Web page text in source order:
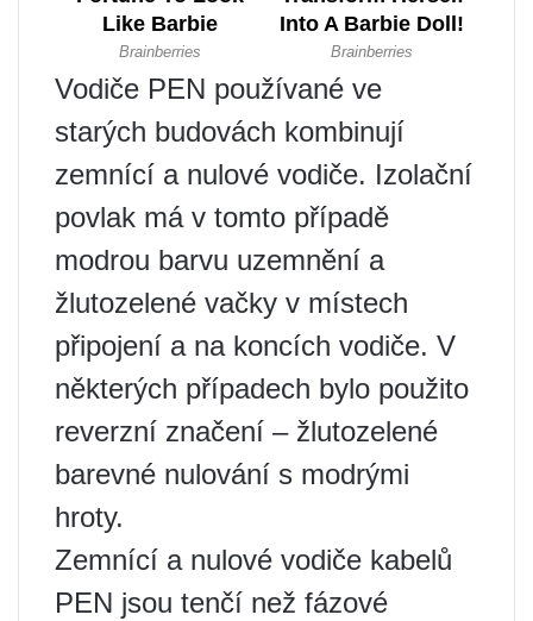
Vodiče PEN používané ve
starých budovách kombinují
zemnící a nulové vodiče. Izolační
povlak má v tomto případě
modrou barvu uzemnění a
žlutozelené vačky v místech
připojení a na koncích vodiče. V
některých případech bylo použito
reverzní značení – žlutozelené
barevné nulování s modrými
hroty.
Zemnící a nulové vodiče kabelů
PEN jsou tenčí než fázové